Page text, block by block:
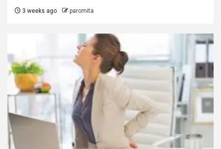
3 weeks ago paromita